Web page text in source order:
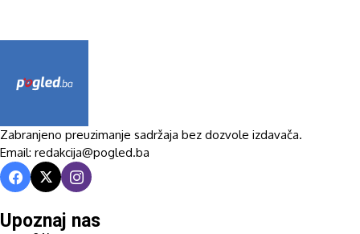
Zabranjeno preuzimanje sadržaja bez dozvole izdavača.
Email: redakcija@pogled.ba
Upoznaj nas